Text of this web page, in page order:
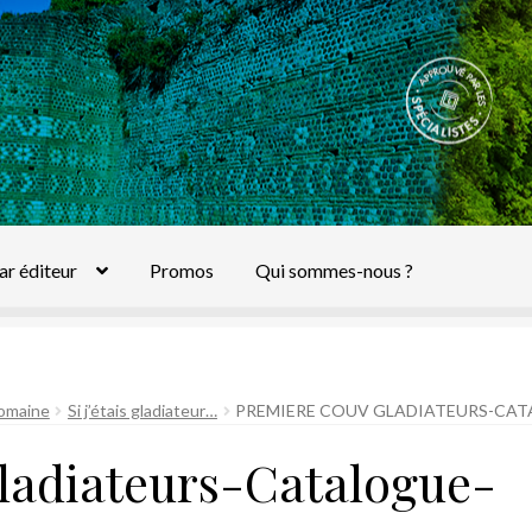
éditeur Promos Qui sommes-nous ?
Si j’étais gladiateur… PREMIERE COUV GLADIATEURS-
Catalogue-